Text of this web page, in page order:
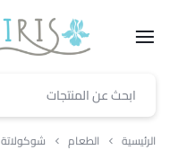
الرئيسية الطعام شوكولاتة